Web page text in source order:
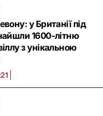
у Британії під
1600-літню
з унікальною